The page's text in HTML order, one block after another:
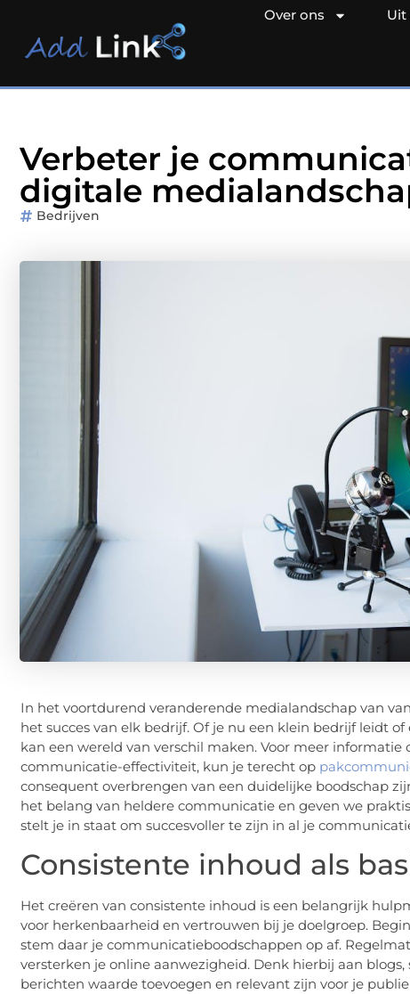
Over ons Uit
Verbeter je
digitale
Bedrijven
In het voortdurend veranderende medialandschap van
het succes van elk bedrijf. Of je nu een klein bedrijf leidt
kan een wereld van verschil maken. Voor meer
communicatie-effectiviteit, kun je terecht op
consequent overbrengen van een duidelijke boodschap
het belang van heldere communicatie en geven we
stelt je in staat om succesvoller te zijn in al je
Consistente inhoud als
Het creëren van consistente inhoud is een belangrijk
voor herkenbaarheid en vertrouwen bij je doelgroep.
stem daar je communicatieboodschappen op af.
versterken je online aanwezigheid. Denk hierbij aan
berichten waarde toevoegen en relevant zijn voor je